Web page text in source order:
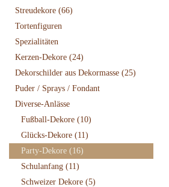
Streudekore (66)
Tortenfiguren
Spezialitäten
Kerzen-Dekore (24)
Dekorschilder aus Dekormasse (25)
Puder / Sprays / Fondant
Diverse-Anlässe
Fußball-Dekore (10)
Glücks-Dekore (11)
Party-Dekore (16)
Schulanfang (11)
Schweizer Dekore (5)